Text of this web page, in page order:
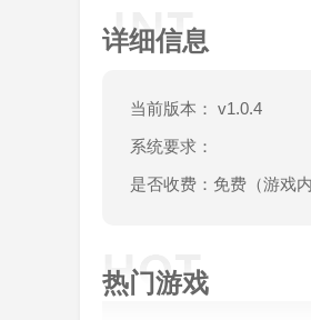
详细信息
当前版本： v1.0.4
系统要求：
是否收费：免费（游戏
热门游戏